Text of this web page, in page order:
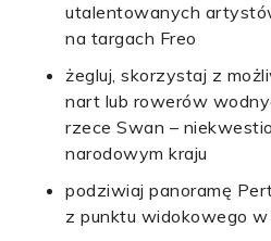
utalentowanych
na targach Freo
żegluj, skorzystaj z
nart lub rowerów
rzece Swan –
narodowym kraju
podziwiaj panoramę
z punktu widokowego w